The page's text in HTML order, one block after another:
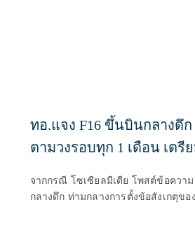
ทอ.แจง F16 ขึ้นบินกลางดึก
ตามวงรอบทุก 1 เดือน เตรี
จากกรณี โซเซียลมีเดีย โพสต์ข้อควา
กลางดึก ท่ามกลางการตั้งข้อสังเกตุขอ